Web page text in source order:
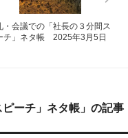
・会議での「社長の３分間ス
チ」ネタ帳 2025年3月5日
ピーチ」ネタ帳」の記事